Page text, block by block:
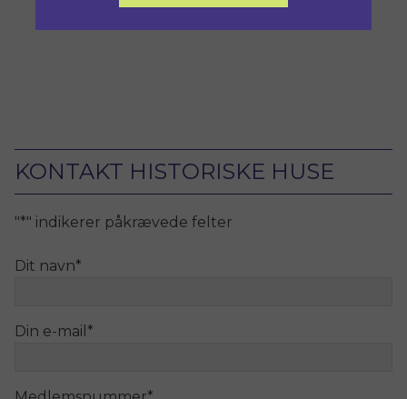
KONTAKT HISTORISKE HUSE
"*" indikerer påkrævede felter
Dit navn*
Din e-mail *